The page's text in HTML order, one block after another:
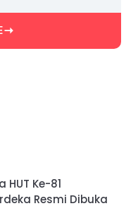
Ke-81
Resmi Dibuka